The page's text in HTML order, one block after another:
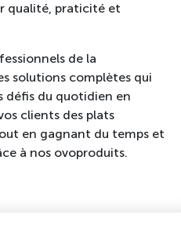
qualité, praticité et
de la
solutions complètes qui
défis du quotidien en
clients des plats
en gagnant du temps et
à nos ovoproduits.